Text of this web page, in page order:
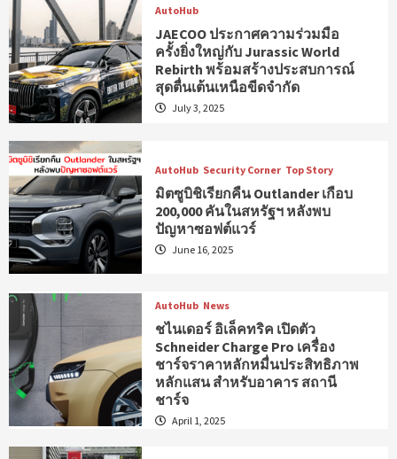
AutoHub
JAECOO ประกาศความร่วมมือ
ครั้งยิ่งใหญ่กับ Jurassic World
Rebirth พร้อมสร้างประสบการณ์
สุดตื่นเต้นเหนือขีดจำกัด
July 3, 2025
AutoHub Security Corner Top Story
มิตซูบิชิเรียกคืน Outlander เกือบ
200,000 คันในสหรัฐฯ หลังพบ
ปัญหาซอฟต์แวร์
June 16, 2025
AutoHub News
ชไนเดอร์ อิเล็คทริค เปิดตัว
Schneider Charge Pro เครื่อง
ชาร์จราคาหลักหมื่นประสิทธิภาพ
หลักแสน สำหรับอาคาร สถานี
ชาร์จ
April 1, 2025